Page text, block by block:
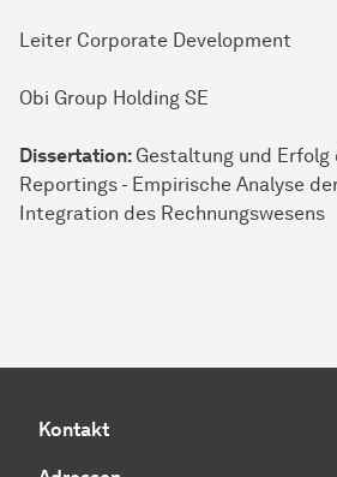
Leiter Corporate Development
Obi Group Holding SE
Dissertation: Gestaltung und Erfolg
Reportings - Empirische Analyse
Integration des Rechnungswesens
Kontakt